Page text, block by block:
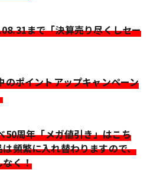
まで「決算売り尽くしセー
のポイントアップキャンペーン
50周年「メガ値引き」はこち
は頻繁に入れ替わりますので、
なく！